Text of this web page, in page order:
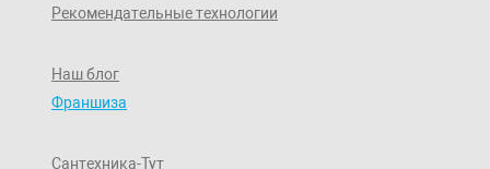
Рекомендательные технологии
Наш блог
Франшиза
Сантехника-Тут